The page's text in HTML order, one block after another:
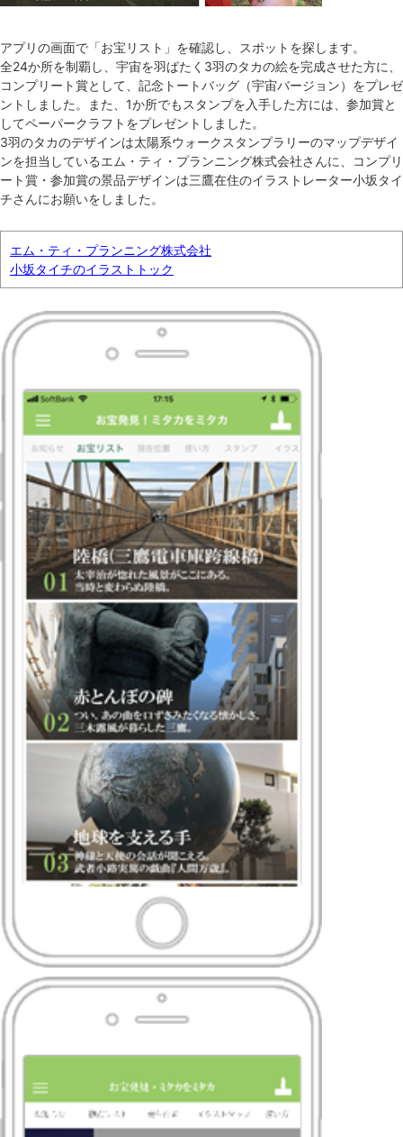
アプリの画面で「お宝リスト」を確認し、スポットを探します。
全24か所を制覇し、宇宙を羽ばたく3羽のタカの絵を完成させた方に、
コンプリート賞として、記念トートバッグ（宇宙バージョン）をプレゼ
ントしました。また、1か所でもスタンプを入手した方には、参加賞と
してペーパークラフトをプレゼントしました。
3羽のタカのデザインは太陽系ウォークスタンプラリーのマップデザイ
ンを担当しているエム・ティ・プランニング株式会社さんに、コンプリ
ート賞・参加賞の景品デザインは三鷹在住のイラストレーター小坂タイ
チさんにお願いをしました。
エム・ティ・プランニング株式会社
小坂タイチのイラストトック